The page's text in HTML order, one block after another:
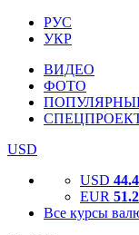
РУС
УКР
ВИДЕО
ФОТО
USD
USD
EUR
Все курсы